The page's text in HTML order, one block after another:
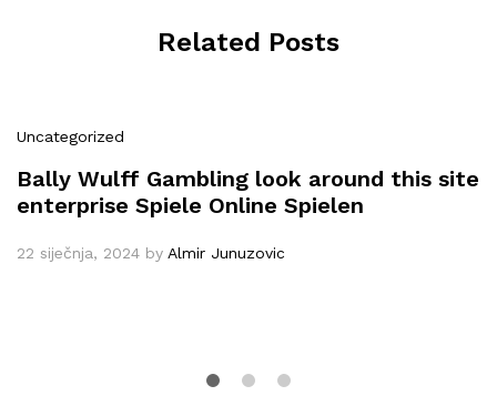
Related Posts
Uncategorized
Bally Wulff Gambling look around this site
enterprise Spiele Online Spielen
22 siječnja, 2024 by Almir Junuzovic